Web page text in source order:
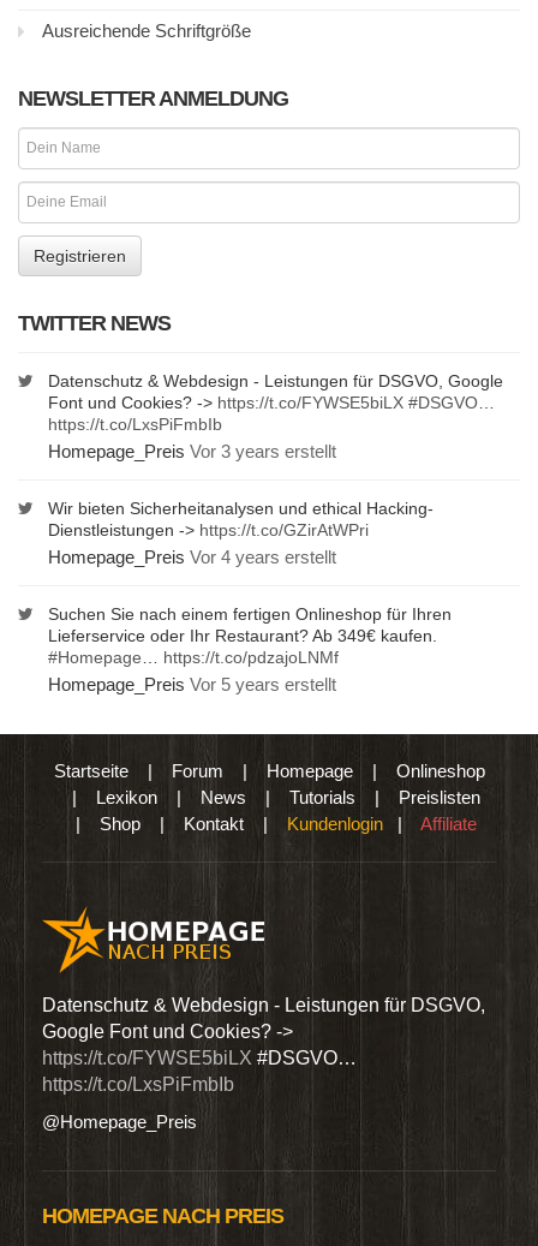
Ausreichende Schriftgröße
NEWSLETTER ANMELDUNG
TWITTER NEWS
Datenschutz & Webdesign - Leistungen für DSGVO, Google
Font und Cookies? -> https://t.co/FYWSE5biLX #DSGVO
https://t.co/LxsPiFmbIb
Homepage_Preis Vor 3 years erstellt
Wir bieten Sicherheitanalysen und ethical Hacking-
Dienstleistungen -> https://t.co/GZirAtWPri
Homepage_Preis Vor 4 years erstellt
Suchen Sie nach einem fertigen Onlineshop für Ihren
Lieferservice oder Ihr Restaurant? Ab 349€ kaufen.
#Homepage
https://t.co/pdzajoLNMf
Homepage_Preis Vor 5 years erstellt
Startseite| Forum | Homepage| Onlineshop
| Lexikon | News | Tutorials | Preislisten
| Shop | Kontakt | Kundenlogin | Affiliate
Datenschutz & Webdesign - Leistungen für DSGVO,
Google Font und Cookies? ->
https://t.co/FYWSE5biLX #DSGVO…
https://t.co/LxsPiFmbIb
@Homepage_Preis
HOMEPAGE NACH PREIS